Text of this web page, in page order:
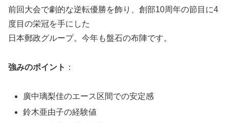
前回大会で劇的な逆転優勝を飾り、創部10周年の節目に4
度目の栄冠を手にした
日本郵政グループ。今年も盤石の布陣です。
強みのポイント ：
廣中璃梨佳のエース区間での安定感
鈴木亜由子の経験値